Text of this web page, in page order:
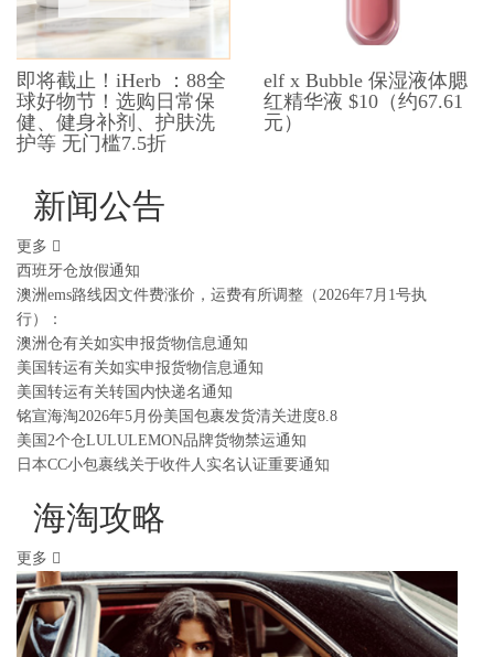
即将截止！iHerb ：88全
球好物节！选购日常保
健、健身补剂、护肤洗
护等 无门槛7.5折
elf x Bubble 保湿液体腮
红精华液 $10（约67.61
元）
新闻公告
更多
西班牙仓放假通知
澳洲ems路线因文件费涨价，运费有所调整（2026年7月1号执
行）：
澳洲仓有关如实申报货物信息通知
美国转运有关如实申报货物信息通知
美国转运有关转国内快递名通知
铭宣海淘2026年5月份美国包裹发货清关进度8.8
美国2个仓LULULEMON品牌货物禁运通知
日本CC小包裹线关于收件人实名认证重要通知
海淘攻略
更多